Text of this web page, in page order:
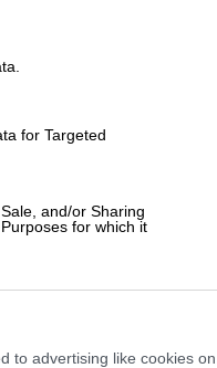
for Targeted
and/or Sharing
for which it
to advertising like cookies on
μη
Μητσοτάκη;
Δημοκρατία
ο πρόεδρος του